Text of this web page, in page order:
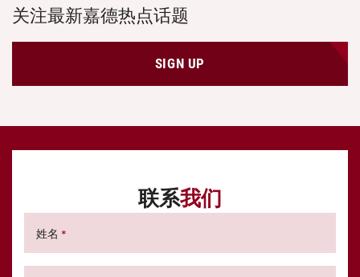
关注最新嘉德热点话题
SIGN UP
联系我们
姓名 *